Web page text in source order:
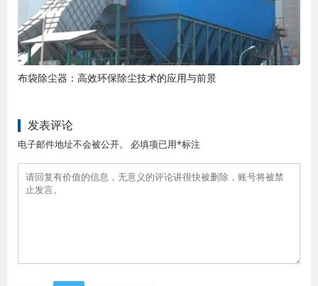
布袋除尘器：高效环保除尘技术的应用与前景
发表评论
电子邮件地址不会被公开。 必填项已用*标注